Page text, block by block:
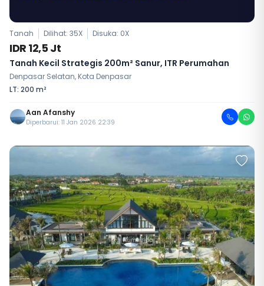
Tanah Dilihat: 35X Disuka: 0X
IDR 12,5 Jt
Tanah Kecil Strategis 200m² Sanur, ITR Perumahan
Denpasar Selatan, Kota Denpasar
LT: 200 m²
Aan Afanshy
Diperbarui: 11 Jan 2026 22:39